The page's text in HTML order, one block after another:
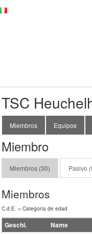
TSC
Miembros Equipos
Miembro
Miembros (30) Pasivo
Miembros
C.d.E. = Categoría de edad
Geschl. Name